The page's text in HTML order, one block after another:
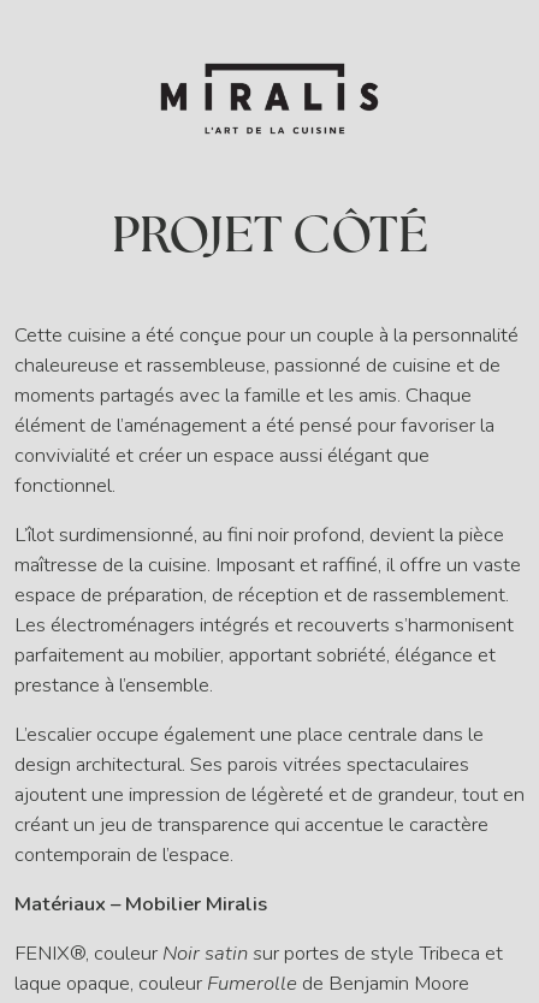
PROJET CÔTÉ
Cette cuisine a été conçue pour un couple à la personnalité
chaleureuse et rassembleuse, passionné de cuisine et de
moments partagés avec la famille et les amis. Chaque
élément de l’aménagement a été pensé pour favoriser la
convivialité et créer un espace aussi élégant que
fonctionnel.
L’îlot surdimensionné, au fini noir profond, devient la pièce
maîtresse de la cuisine. Imposant et raffiné, il offre un vaste
espace de préparation, de réception et de rassemblement.
Les électroménagers intégrés et recouverts s’harmonisent
parfaitement au mobilier, apportant sobriété, élégance et
prestance à l’ensemble.
L’escalier occupe également une place centrale dans le
design architectural. Ses parois vitrées spectaculaires
ajoutent une impression de légèreté et de grandeur, tout en
créant un jeu de transparence qui accentue le caractère
contemporain de l’espace.
Matériaux – Mobilier Miralis
FENIX®, couleur Noir satin sur portes de style Tribeca et
laque opaque, couleur Fumerolle de Benjamin Moore